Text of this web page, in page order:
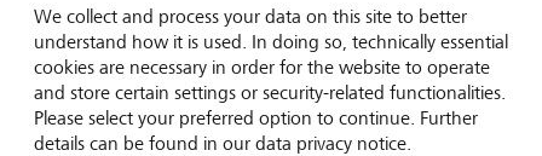
Die Weltwirtschaft befindet sich im Übergang zu einer
neuen globalen Ordnung. Was sind die Folgen für
Anlegerinnen und Anleger in der zweiten Jahreshälfte
2026?
We collect and process your data on this site to better
understand how it is used. In doing so, technically essential
cookies are necessary in order for the website to operate
and store certain settings or security-related functionalities.
Please select your preferred option to continue. Further
details can be found in our data privacy notice.